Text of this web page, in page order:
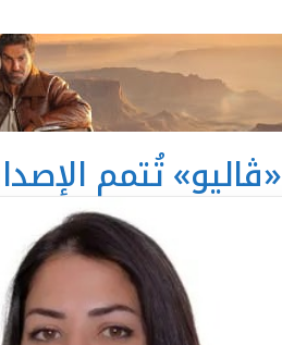
«ڤاليو» تُتمم الإصدار